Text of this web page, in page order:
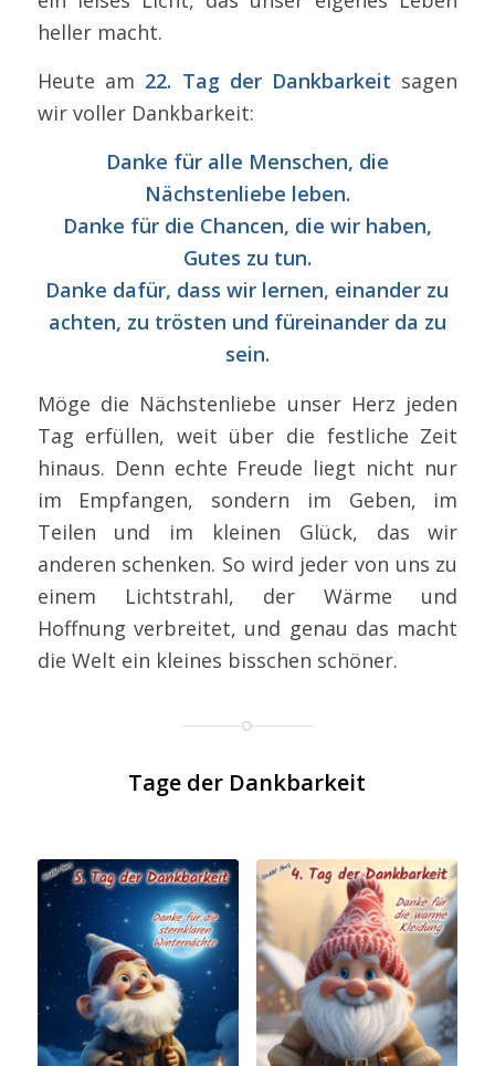
heller macht.
Heute am 22. Tag der Dankbarkeit sagen
wir voller Dankbarkeit:
Danke für alle Menschen, die
Nächstenliebe leben.
Danke für die Chancen, die wir haben,
Gutes zu tun.
Danke dafür, dass wir lernen, einander zu
achten, zu trösten und füreinander da zu
sein.
Möge die Nächstenliebe unser Herz jeden
Tag erfüllen, weit über die festliche Zeit
hinaus. Denn echte Freude liegt nicht nur
im Empfangen, sondern im Geben, im
Teilen und im kleinen Glück, das wir
anderen schenken. So wird jeder von uns zu
einem Lichtstrahl, der Wärme und
Hoffnung verbreitet, und genau das macht
die Welt ein kleines bisschen schöner.
Tage der Dankbarkeit